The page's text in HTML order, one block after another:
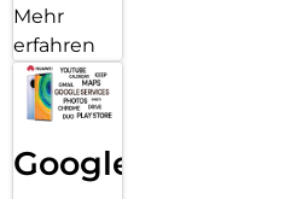
Mehr
erfahren
Google